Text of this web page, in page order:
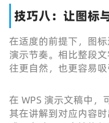
技巧八：让图标
在适度的前提下，图
演示节奏。相比整段
往更自然，也更容易吸
在 WPS 演示文稿中，
其在讲解到对应内容